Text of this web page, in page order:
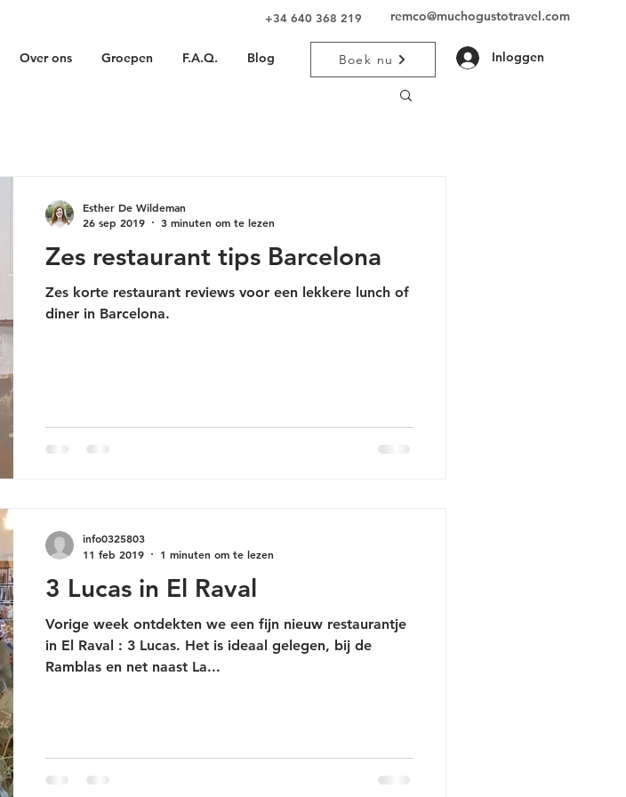
Over ons Groepen F.A.Q. Blog Inloggen
+34 640 368 219 remco@muchogustotravel.com
Boek nu
Zes restaurant tips Barcelona
Zes korte restaurant reviews voor een lekkere lunch of
diner in Barcelona.
Esther De Wildeman
26 sep 2019
3 minuten om te lezen
3 Lucas in El Raval
Vorige week ontdekten we een fijn nieuw restaurantje
in El Raval : 3 Lucas. Het is ideaal gelegen, bij de
Ramblas en net naast La...
info0325803
11 feb 2019
1 minuten om te lezen